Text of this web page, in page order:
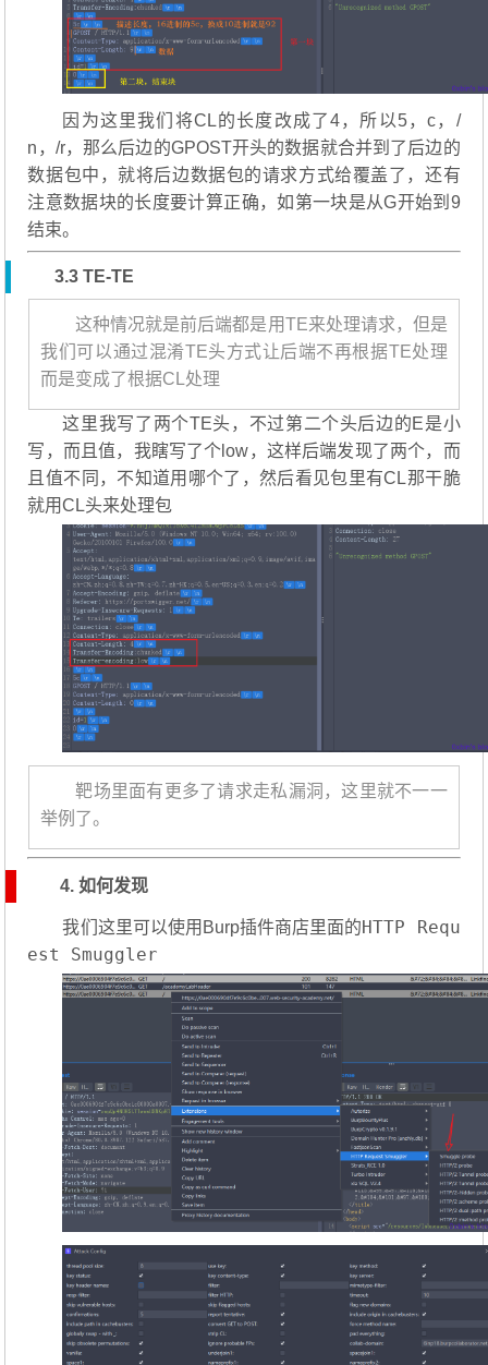
因为这里我们将CL的长度改成了4，所以5，c，/
n，/r，那么后边的GPOST开头的数据就合并到了后边的
数据包中，就将后边数据包的请求方式给覆盖了，还有
注意数据块的长度要计算正确，如第一块是从G开始到9
结束。
3.3 TE-TE
这种情况就是前后端都是用TE来处理请求，但是
我们可以通过混淆TE头方式让后端不再根据TE处理
而是变成了根据CL处理
这里我写了两个TE头，不过第二个头后边的E是小
写，而且值，我瞎写了个low，这样后端发现了两个，而
且值不同，不知道用哪个了，然后看见包里有CL那干脆
就用CL头来处理包
靶场里面有更多了请求走私漏洞，这里就不一一
举例了。
4. 如何发现
我们这里可以使用Burp插件商店里面的HTTP Requ
est Smuggler